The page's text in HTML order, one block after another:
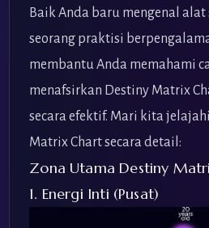
Baik Anda baru mengenal
seorang praktisi
membantu Anda memahami
menafsirkan Destiny Matrix
secara efektif. Mari kita
Matrix Chart secara detail:
Zona Utama Destiny
1. Energi Inti (Pusat)